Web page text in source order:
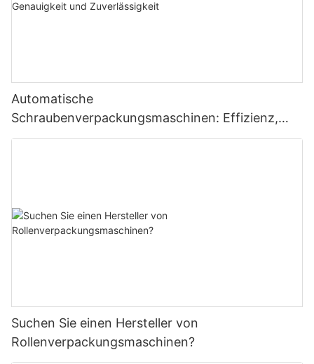
Automatische
Schraubenverpackungsmaschinen: Effizienz,
Genauigkeit und Zuverlässigkeit
Suchen Sie einen Hersteller von
Rollenverpackungsmaschinen?